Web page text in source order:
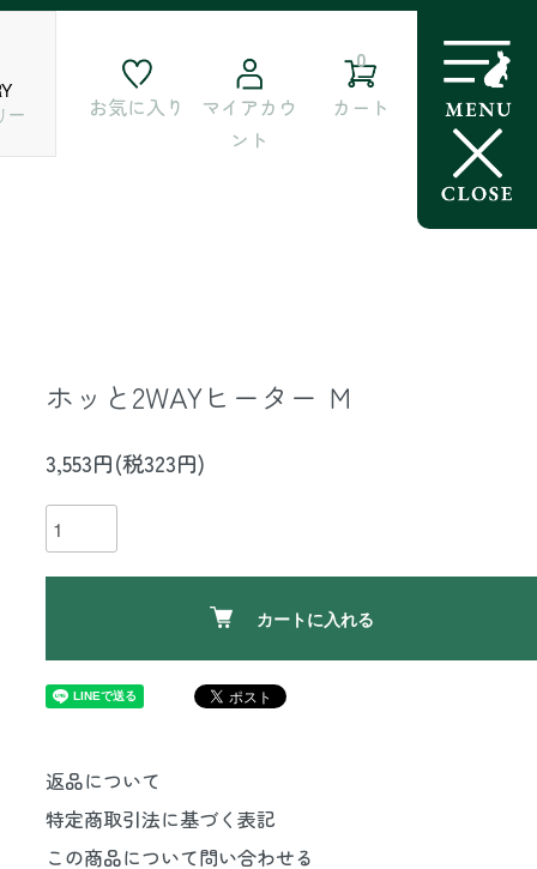
ー
お気に入り
マイアカウ
ント
カート
0
ホッと2WAYヒーター Ｍ
3,553円(税323円)
カートに入れる
返品について
特定商取引法に基づく表記
この商品について問い合わせる